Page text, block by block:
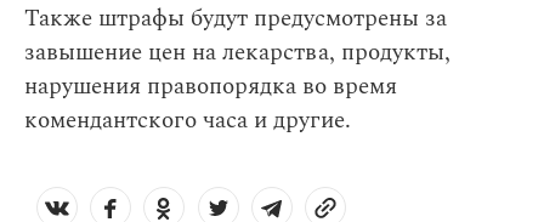
Также штрафы будут предусмотрены за
завышение цен на лекарства, продукты,
нарушения правопорядка во время
комендантского часа и другие.